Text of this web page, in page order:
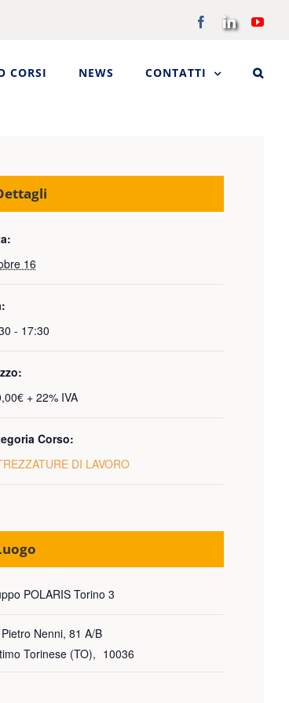
FacebookLinkedIn
CORSI NEWS CONTATTI
16
- 17:30
+ 22% IVA
Corso:
DI LAVORO
POLARIS Torino 3
Nenni, 81 A/B
Torinese (TO), 10036